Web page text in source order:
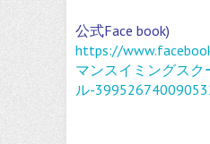
公式Face book)
https://
マンスイミングスク
ル-